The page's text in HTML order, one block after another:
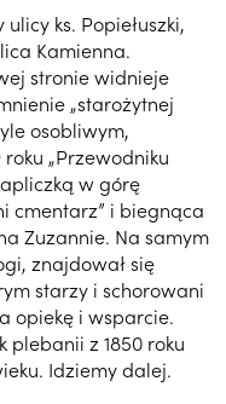
ks. Popiełuszki,
Kamienna.
stronie widnieje
„starożytnej
osobliwym,
„Przewodniku
w górę
cmentarz” i biegnąca
Zuzannie. Na samym
znajdował się
starzy i schorowani
opiekę i wsparcie.
z 1850 roku
Idziemy dalej.